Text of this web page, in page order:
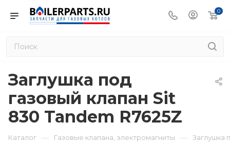
0
Заглушка под
газовый клапан Sit
830 Tandem R7625Z
Каталог — Газовые клапана, электромагниты — Заглушка